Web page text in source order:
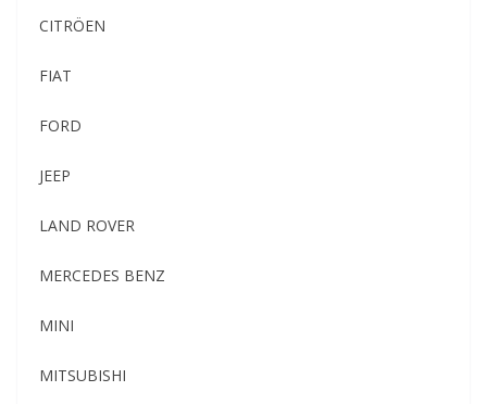
CITRÖEN
FIAT
FORD
JEEP
LAND ROVER
MERCEDES BENZ
MINI
MITSUBISHI